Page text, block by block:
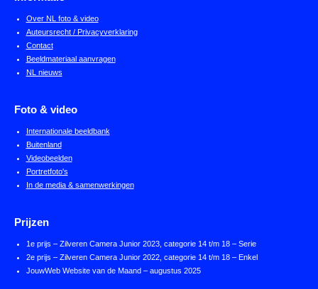
Over NL foto & video
Auteursrecht / Privacyverklaring
Contact
Beeldmateriaal aanvragen
NL nieuws
Foto & video
Internationale beeldbank
Buitenland
Videobeelden
Portretfoto's
In de media & samenwerkingen
Prijzen
1e prijs – Zilveren Camera Junior 2023, categorie 14 t/m 18 – Serie
2e prijs – Zilveren Camera Junior 2022, categorie 14 t/m 18 – Enkel
JouwWeb Website van de Maand – augustus 2025